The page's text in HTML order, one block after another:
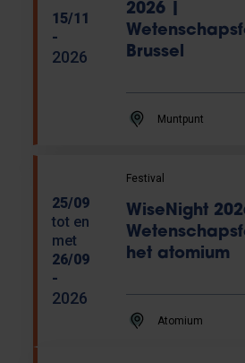
15/11
-
2026
2026 |
Brussel
Muntpunt
25/09
tot en
met
26/09
-
2026
Festival
WiseNight
het atomium
Atomium